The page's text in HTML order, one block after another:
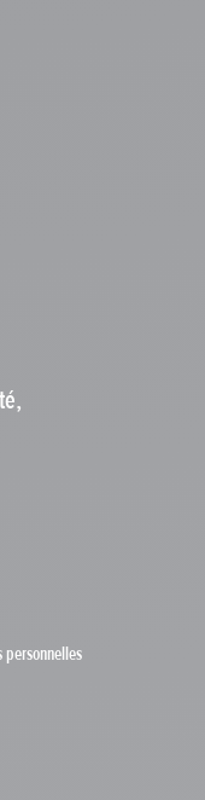
personnelles